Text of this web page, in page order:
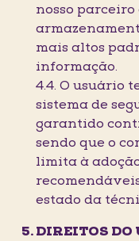
nosso parceiro
mais altos
informação.
4.4. O usuário
sistema de
garantido
sendo que o
limita à
estado da
DIREITOS